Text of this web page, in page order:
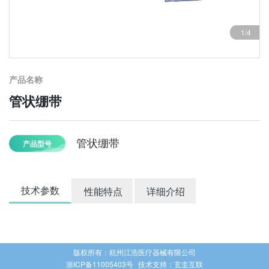
1/4
产品名称
管状绷带
产品型号 管状绷带
技术参数 性能特点 详细介绍
版权所有：杭州江浩医疗器械有限公司
浙ICP备11005403号 技术支持： 玄圭互联